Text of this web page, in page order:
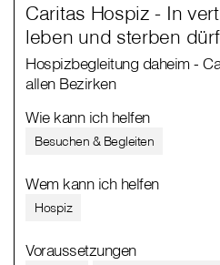
Caritas Hospiz - In
leben und sterben
Hospizbegleitung daheim -
allen Bezirken
Wie kann ich helfen
Besuchen & Begleiten
Wem kann ich helfen
Hospiz
Voraussetzungen